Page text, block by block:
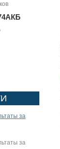
за
за